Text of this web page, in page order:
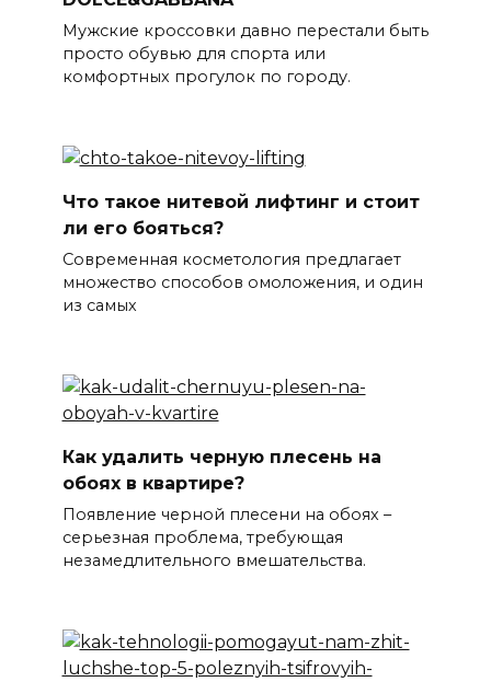
Мужские кроссовки давно перестали быть
просто обувью для спорта или
комфортных прогулок по городу.
Что такое нитевой лифтинг и стоит
ли его бояться?
Современная косметология предлагает
множество способов омоложения, и один
из самых
Как удалить черную плесень на
обоях в квартире?
Появление черной плесени на обоях –
серьезная проблема, требующая
незамедлительного вмешательства.